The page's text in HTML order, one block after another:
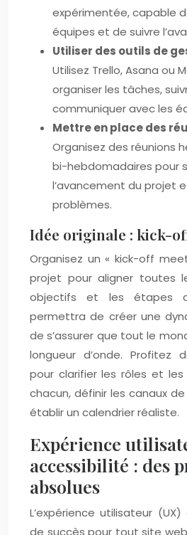
expérimentée, capable
équipes et de suivre
Utiliser des outils de
Utilisez Trello, Asana ou
organiser les tâches,
communiquer avec les
Mettre en place des
Organisez des réunions
bi-hebdomadaires pour
l’avancement du projet
problèmes.
Idée originale : kick-
Organisez un « kick-off
projet pour aligner toutes
objectifs et les étapes
permettra de créer une
de s’assurer que tout le
longueur d’onde. Profitez
pour clarifier les rôles et
chacun, définir les canaux
établir un calendrier réaliste.
Expérience
accessibilité : des
absolues
L’expérience utilisateur
de succès pour tout site